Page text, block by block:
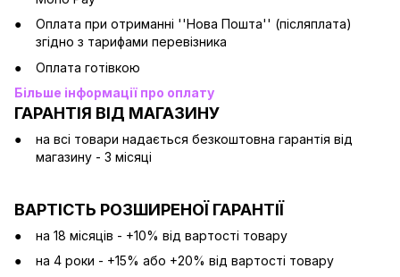
Оплата при отриманні ''Нова Пошта'' (післяплата)
згідно з тарифами перевізника
Оплата готівкою
Більше інформації про оплату
ГАРАНТІЯ ВІД МАГАЗИНУ
на всі товари надається безкоштовна гарантія від
магазину - 3 місяці
ВАРТІСТЬ РОЗШИРЕНОЇ ГАРАНТІЇ
на 18 місяців - +10% від вартості товару
на 4 роки - +15% або +20% від вартості товару